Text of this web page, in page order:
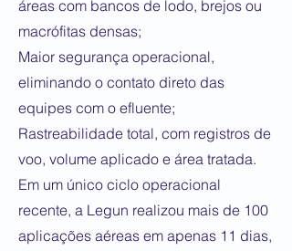
áreas com bancos de lodo, brejos ou
macrófitas densas;
Maior segurança operacional,
eliminando o contato direto das
equipes com o efluente;
Rastreabilidade total, com registros de
voo, volume aplicado e área tratada.
Em um único ciclo operacional
recente, a Legun realizou mais de 100
aplicações aéreas em apenas 11 dias,